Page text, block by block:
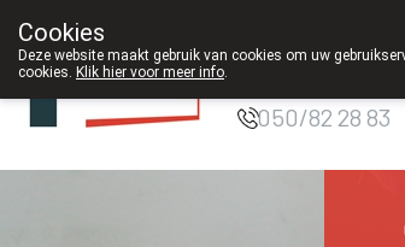
Apotheek
WIEKE
050/82 28 83
Cookies
Deze website maakt gebruik van cookies om uw
cookies. Klik hier voor meer info.